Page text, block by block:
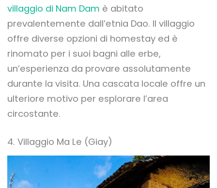
villaggio di Nam Dam è abitato
prevalentemente dall’etnia Dao. Il villaggio
offre diverse opzioni di homestay ed è
rinomato per i suoi bagni alle erbe,
un’esperienza da provare assolutamente
durante la visita. Una cascata locale offre un
ulteriore motivo per esplorare l’area
circostante.
4. Villaggio Ma Le (Giay)